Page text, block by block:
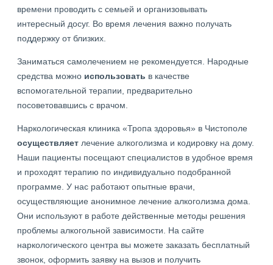
времени проводить с семьей и организовывать
интересный досуг. Во время лечения важно получать
поддержку от близких.
Заниматься самолечением не рекомендуется. Народные
средства можно использовать в качестве
вспомогательной терапии, предварительно
посоветовавшись с врачом.
Наркологическая клиника «Тропа здоровья» в Чистополе
осуществляет лечение алкоголизма и кодировку на дому.
Наши пациенты посещают специалистов в удобное время
и проходят терапию по индивидуально подобранной
программе. У нас работают опытные врачи,
осуществляющие анонимное лечение алкоголизма дома.
Они используют в работе действенные методы решения
проблемы алкогольной зависимости. На сайте
наркологического центра вы можете заказать бесплатный
звонок, оформить заявку на вызов и получить